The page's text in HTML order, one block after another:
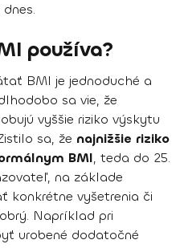
používa?
BMI je jednoduché a
sa vie, že
vyššie riziko výskytu
sa, že najnižšie riziko
BMI, teda do 25.
na základe
konkrétne vyšetrenia či
Napríklad pri
urobené dodatočné